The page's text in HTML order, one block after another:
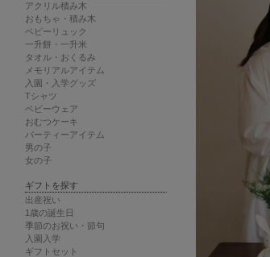
アクリル積み木
おもちゃ・積み木
ベビーリュック
一升餅・一升米
タオル・おくるみ
メモリアルアイテム
入園・入学グッズ
Tシャツ
ベビーウェア
おむつケーキ
パーティーアイテム
男の子
女の子
ギフトを探す
出産祝い
1歳の誕生日
季節のお祝い・節句
入園入学
ギフトセット